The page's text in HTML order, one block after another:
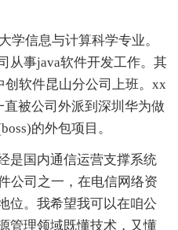
学信息与计算科学专业。
从事java软件开发工作。其
创软件昆山分公司上班。xx
被公司外派到深圳华为做
的外包项目。
是国内通信运营支撑系统
公司之一，在电信网络资
位。我希望我可以在咱公
管理领域既懂技术，又懂